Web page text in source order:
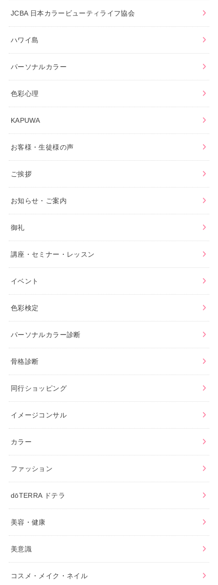
JCBA 日本カラービューティライフ協会
ハワイ島
パーソナルカラー
色彩心理
KAPUWA
お客様・生徒様の声
ご挨拶
お知らせ・ご案内
御礼
講座・セミナー・レッスン
イベント
色彩検定
パーソナルカラー診断
骨格診断
同行ショッピング
イメージコンサル
カラー
ファッション
dōTERRA ドテラ
美容・健康
美意識
コスメ・メイク・ネイル